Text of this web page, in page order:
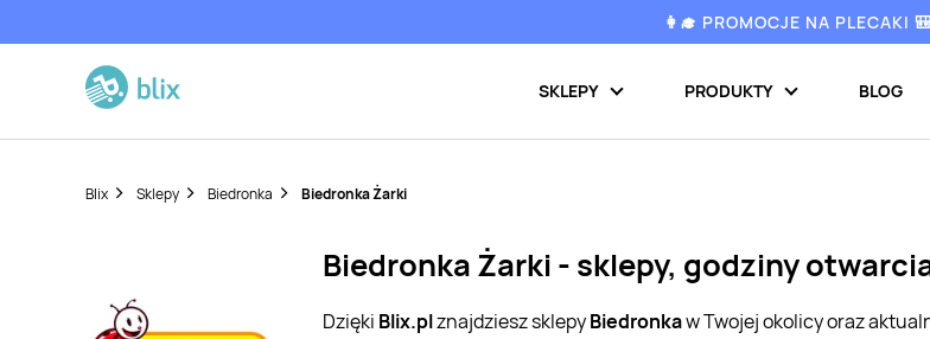
👩‍🎓 PROMOCJE NA PLECAKI 🎒
SKLEPY PRODUKTY BLOG
Blix Sklepy Biedronka Biedronka Żarki
Biedronka Żarki - sklepy, godziny
Dzięki Blix.plznajdziesz sklepyBiedronkaw Twojej okolicy oraz